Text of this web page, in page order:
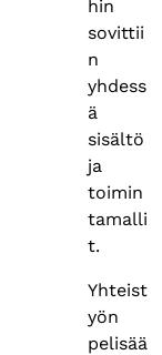
hin
sovittii
n
yhdess
ä
sisältö
ja
toimin
tamalli
t.
Yhteist
yön
pelisää